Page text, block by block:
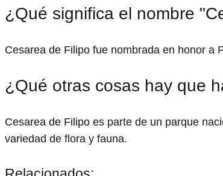
¿Qué significa el nombre
Cesarea de Filipo fue nombrada en honor a
¿Qué otras cosas hay que
Cesarea de Filipo es parte de un parque
variedad de flora y fauna.